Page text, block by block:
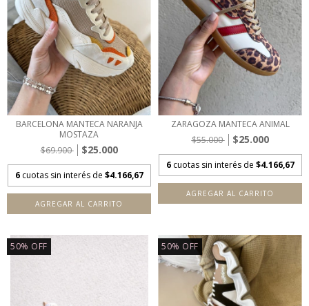
BARCELONA MANTECA NARANJA
MOSTAZA
$69.900
$25.000
6 cuotas sin interés de $4.166,67
AGREGAR AL CARRITO
ZARAGOZA MANTECA ANIMAL
$55.000
$25.000
6 cuotas sin interés de $4.166,67
AGREGAR AL CARRITO
50% OFF 50% OFF